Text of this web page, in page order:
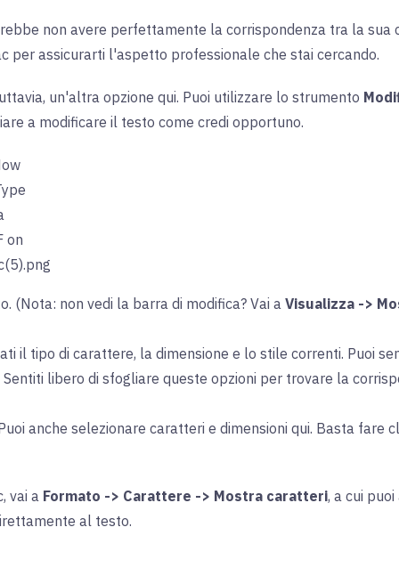
non avere perfettamente la corrispondenza tra la sua
per assicurarti l'aspetto professionale che stai cercando.
un'altra opzione qui. Puoi utilizzare lo strumento
a modificare il testo come credi opportuno.
(Nota: non vedi la barra di modifica? Vai a Visualizza ->
il tipo di carattere, la dimensione e lo stile correnti. Puoi
libero di sfogliare queste opzioni per trovare la
anche selezionare caratteri e dimensioni qui. Basta fare
vai a Formato -> Carattere -> Mostra caratteri, a cui
al testo.